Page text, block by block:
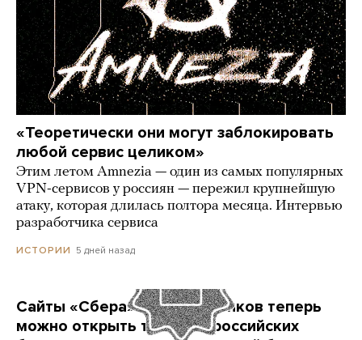
«Теоретически они могут заблокировать
любой сервис целиком»
Этим летом Amnezia — один из самых популярных
VPN-сервисов у россиян — пережил крупнейшую
атаку, которая длилась полтора месяца. Интервью
разработчика сервиса
ИСТОРИИ 5 дней назад
Сайты «Сбера» и других банков теперь
можно открыть только в российских